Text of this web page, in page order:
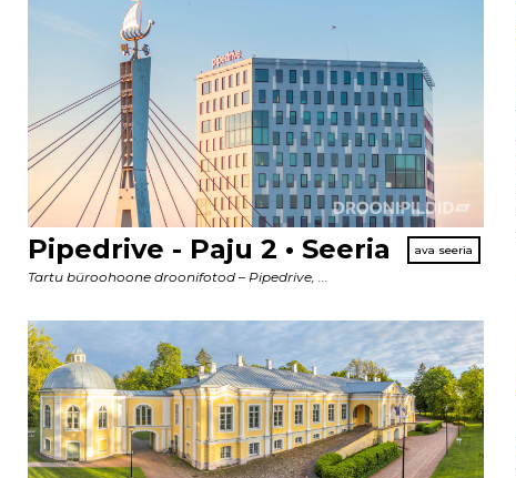
Pipedrive - Paju 2 • Seeria
Tartu büroohoone droonifotod – Pipedrive, ...